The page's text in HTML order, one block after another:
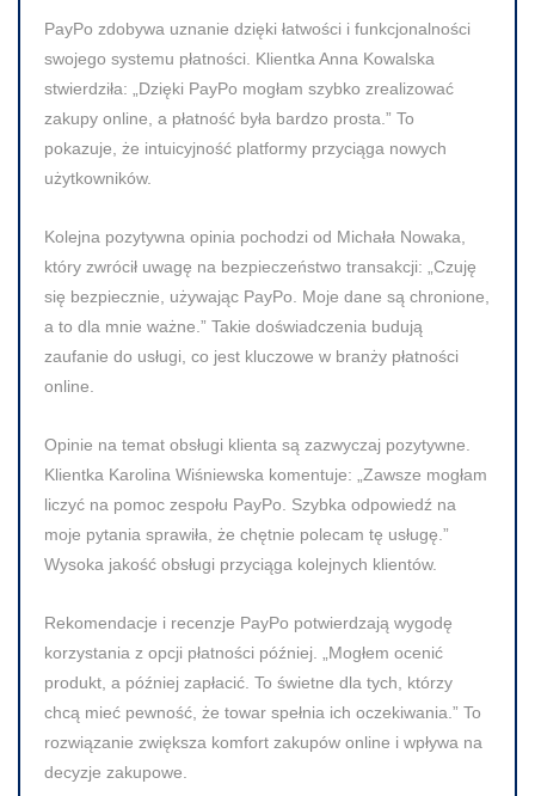
PayPo zdobywa uznanie dzięki łatwości i funkcjonalności
swojego systemu płatności. Klientka Anna Kowalska
stwierdziła:
„Dzięki PayPo mogłam szybko zrealizować
zakupy online, a płatność była bardzo prosta.” To
pokazuje, że intuicyjność platformy przyciąga nowych
użytkowników.
Kolejna pozytywna opinia pochodzi od Michała Nowaka,
który zwrócił uwagę na bezpieczeństwo transakcji:
„Czuję
się bezpiecznie, używając PayPo. Moje dane są chronione,
a to dla mnie ważne.” Takie doświadczenia budują
zaufanie do usługi, co jest kluczowe w branży płatności
online.
Opinie na temat obsługi klienta są zazwyczaj pozytywne.
Klientka Karolina Wiśniewska komentuje:
„Zawsze mogłam
liczyć na pomoc zespołu PayPo. Szybka odpowiedź na
moje pytania sprawiła, że chętnie polecam tę usługę.”
Wysoka jakość obsługi przyciąga kolejnych klientów.
Rekomendacje i recenzje PayPo potwierdzają wygodę
korzystania z opcji płatności później.
„Mogłem ocenić
produkt, a później zapłacić. To świetne dla tych, którzy
chcą mieć pewność, że towar spełnia ich oczekiwania.” To
rozwiązanie zwiększa komfort zakupów online i wpływa na
decyzje zakupowe.